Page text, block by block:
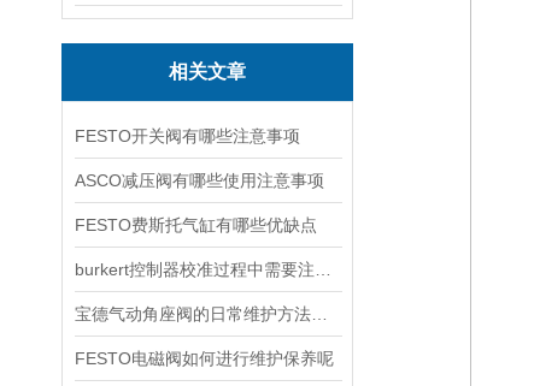
相关文章
FESTO开关阀有哪些注意事项
ASCO减压阀有哪些使用注意事项
FESTO费斯托气缸有哪些优缺点
FESTO电磁阀如何进行维护保养呢